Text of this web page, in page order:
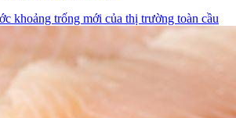
khoảng trống mới của thị trường toàn cầu